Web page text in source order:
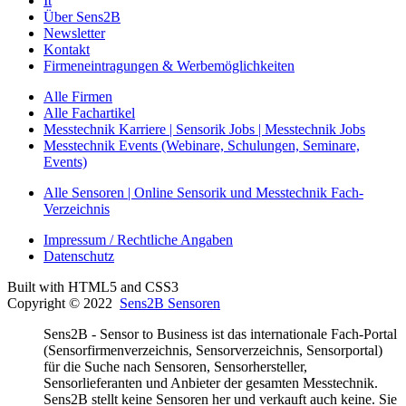
Über Sens2B
Newsletter
Kontakt
Firmeneintragungen & Werbemöglichkeiten
Alle Firmen
Alle Fachartikel
Messtechnik Karriere | Sensorik Jobs | Messtechnik Jobs
Messtechnik Events (Webinare, Schulungen, Seminare,
Events)
Alle Sensoren | Online Sensorik und Messtechnik Fach-
Verzeichnis
Impressum / Rechtliche Angaben
Datenschutz
Built with HTML5 and CSS3
Copyright © 2022 Sens2B Sensoren
Sens2B - Sensor to Business ist das internationale Fach-Portal
(Sensorfirmenverzeichnis, Sensorverzeichnis, Sensorportal)
für die Suche nach Sensoren, Sensorhersteller,
Sensorlieferanten und Anbieter der gesamten Messtechnik.
Sens2B stellt keine Sensoren her und verkauft auch keine. Sie